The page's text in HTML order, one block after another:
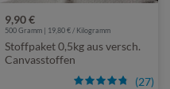
9,90 €
(27)
500 Gramm | 19,80 € / Kilogramm
Stoffpaket 0,5kg aus versch.
Canvasstoffen